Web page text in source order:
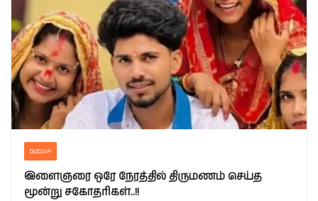
GOSSIP
இளைஞரை ஒரே நேரத்தில் திருமணம் செய்த
மூன்று சகோதரிகள்..!!